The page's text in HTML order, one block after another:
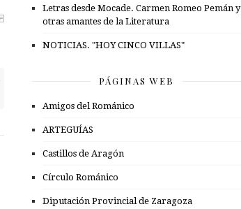
Letras desde Mocade. Carmen Romeo Pemán y
otras amantes de la Literatura
NOTICIAS. "HOY CINCO VILLAS"
PÁGINAS WEB
Amigos del Románico
ARTEGUÍAS
Castillos de Aragón
Círculo Románico
Diputación Provincial de Zaragoza